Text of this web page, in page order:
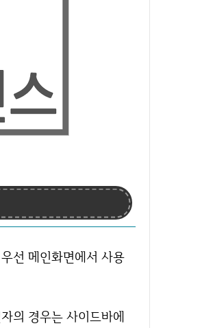
선 메인화면에서 사용
의 경우는 사이드바에